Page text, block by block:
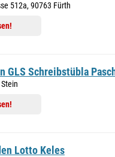
512a, 90763 Fürth
GLS Schreibstübla
Lotto Keles